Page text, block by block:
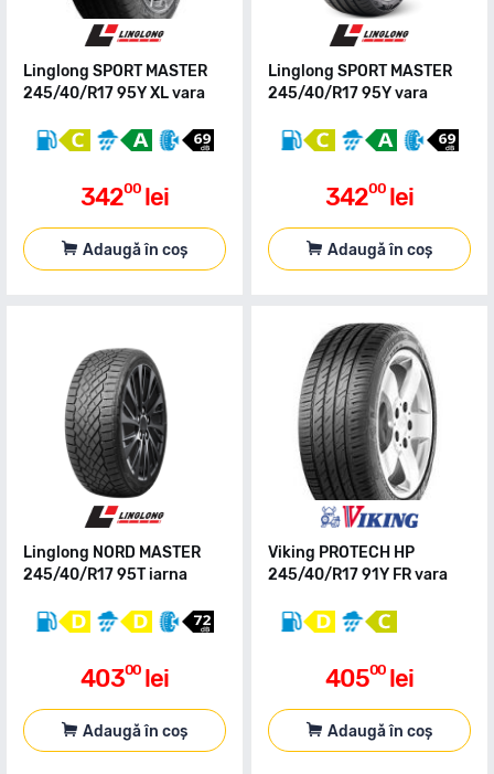
Linglong SPORT MASTER
245/40/R17 95Y XL vara
34200 lei
Adaugă în coș
Linglong SPORT MASTER
245/40/R17 95Y vara
34200 lei
Adaugă în coș
Linglong NORD MASTER
245/40/R17 95T iarna
40300 lei
Adaugă în coș
Viking PROTECH HP
245/40/R17 91Y FR vara
40500 lei
Adaugă în coș